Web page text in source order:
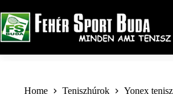
to
content
Home Teniszhúrok Yonex